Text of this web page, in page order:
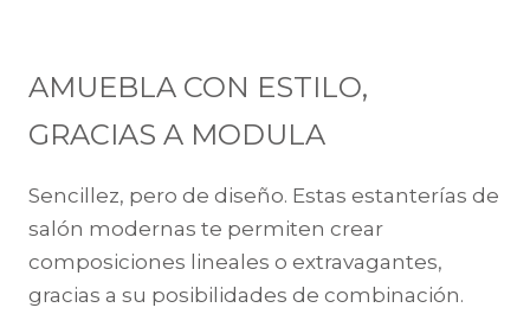
AMUEBLA CON ESTILO,
GRACIAS A MODULA
Sencillez, pero de diseño. Estas estanterías de
salón modernas te permiten crear
composiciones lineales o extravagantes,
gracias a su posibilidades de combinación.